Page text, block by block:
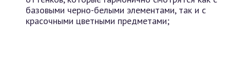
базовыми черно-белыми элементами, так и с
красочными цветными предметами;